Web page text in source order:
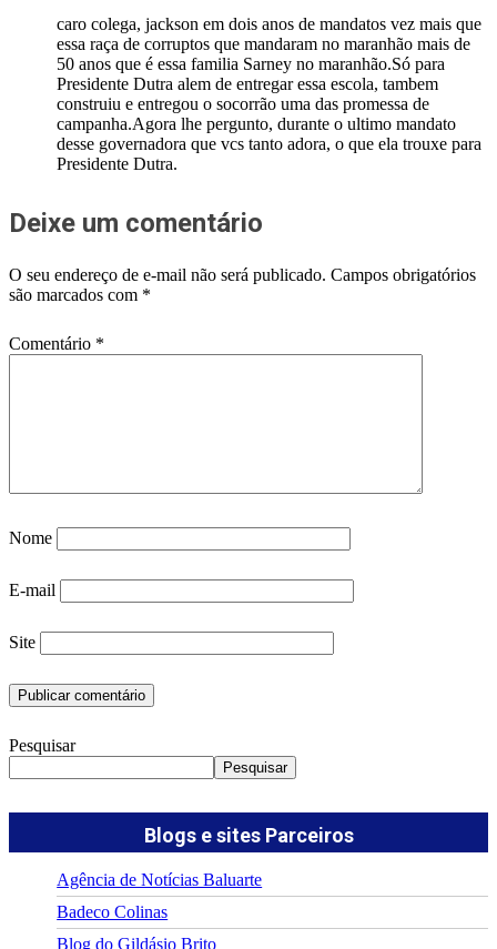
caro colega, jackson em dois anos de mandatos vez mais que
essa raça de corruptos que mandaram no maranhão mais de
50 anos que é essa familia Sarney no maranhão.Só para
Presidente Dutra alem de entregar essa escola, tambem
construiu e entregou o socorrão uma das promessa de
campanha.Agora lhe pergunto, durante o ultimo mandato
desse governadora que vcs tanto adora, o que ela trouxe para
Presidente Dutra.
Deixe um comentário
O seu endereço de e-mail não será publicado. Campos obrigatórios
são marcados com *
Comentário *
Nome
E-mail
Site
Pesquisar
Pesquisar
Blogs e sites Parceiros
Agência de Notícias Baluarte
Badeco Colinas
Blog do Gildásio Brito